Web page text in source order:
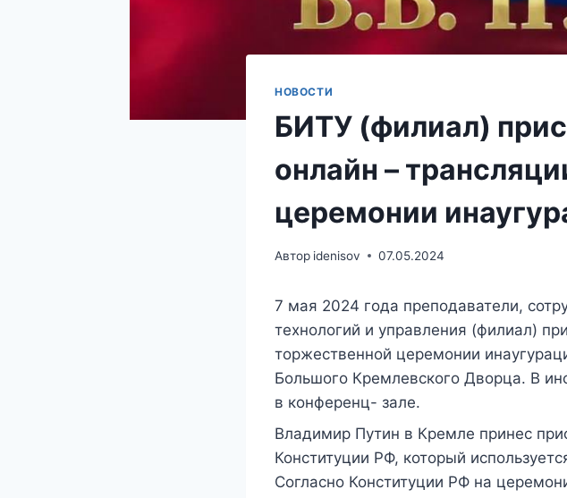
НОВОСТИ
БИТУ (филиал)
онлайн –
церемонии
Автор idenisov 07.05.2024
7 мая 2024 года преподаватели,
технологий и управления (филиал)
торжественной церемонии
Большого Кремлевского Дворца. В
в конференц- зале.
Владимир Путин в Кремле принес
Конституции РФ, который
Согласно Конституции РФ на